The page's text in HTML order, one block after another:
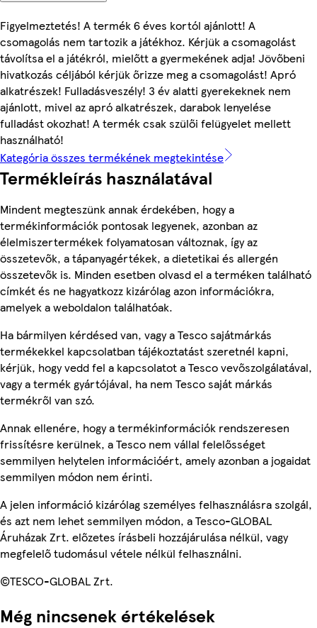
Figyelmeztetés! A termék 6 éves kortól ajánlott! A
csomagolás nem tartozik a játékhoz. Kérjük a csomagolást
távolítsa el a játékról, mielőtt a gyermekének adja! Jövőbeni
hivatkozás céljából kérjük őrizze meg a csomagolást! Apró
alkatrészek! Fulladásveszély! 3 év alatti gyerekeknek nem
ajánlott, mivel az apró alkatrészek, darabok lenyelése
fulladást okozhat! A termék csak szülői felügyelet mellett
használható!
Kategória összes termékének megtekintése
Termékleírás használatával
Mindent megteszünk annak érdekében, hogy a
termékinformációk pontosak legyenek, azonban az
élelmiszertermékek folyamatosan változnak, így az
összetevők, a tápanyagértékek, a dietetikai és allergén
összetevők is. Minden esetben olvasd el a terméken található
címkét és ne hagyatkozz kizárólag azon információkra,
amelyek a weboldalon találhatóak.
Ha bármilyen kérdésed van, vagy a Tesco sajátmárkás
termékekkel kapcsolatban tájékoztatást szeretnél kapni,
kérjük, hogy vedd fel a kapcsolatot a Tesco vevőszolgálatával,
vagy a termék gyártójával, ha nem Tesco saját márkás
termékről van szó.
Annak ellenére, hogy a termékinformációk rendszeresen
frissítésre kerülnek, a Tesco nem vállal felelősséget
semmilyen helytelen információért, amely azonban a jogaidat
semmilyen módon nem érinti.
A jelen információ kizárólag személyes felhasználásra szolgál,
és azt nem lehet semmilyen módon, a Tesco-GLOBAL
Áruházak Zrt. előzetes írásbeli hozzájárulása nélkül, vagy
megfelelő tudomásul vétele nélkül felhasználni.
©TESCO-GLOBAL Zrt.
Még nincsenek értékelések